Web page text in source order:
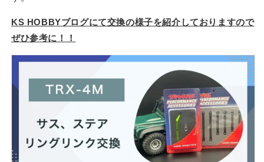
T6
ア
ル
ミ
ム
数
T6
ミ
ウ
ム
の
数
KS HOBBYブログにて交換の様子を紹介しておりますので
ぜひ参考に！！